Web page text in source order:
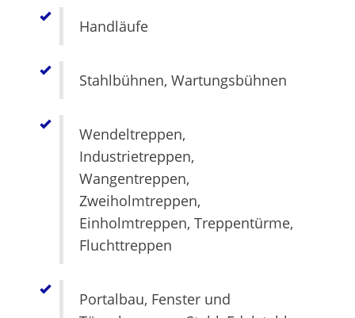
Handläufe
Stahlbühnen, Wartungsbühnen
Wendeltreppen,
Industrietreppen,
Wangentreppen,
Zweiholmtreppen,
Einholmtreppen, Treppentürme,
Fluchttreppen
Portalbau, Fenster und